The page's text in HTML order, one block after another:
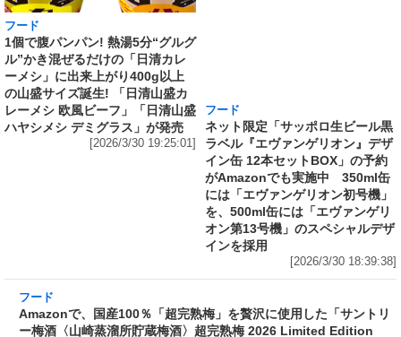
フード
1個で腹パンパン! 熱湯5分“グルグ
ル”かき混ぜるだけの「日清カレ
ーメシ」に出来上がり400g以上
の山盛サイズ誕生! 「日清山盛カ
レーメシ 欧風ビーフ」「日清山盛
ハヤシメシ デミグラス」が発売
[2026/3/30 19:25:01]
には「エヴァンゲリオン初号機」
を、500ml缶には「エヴァンゲリ
オン第13号機」のスペシャルデザ
インを採用
[2026/3/30 18:39:38]
Amazonで、国産100％「超完熟梅」を贅沢に使
用した「サントリー梅酒〈山崎蒸溜所貯蔵梅
酒〉超完熟梅 2026 Limited Edition 750ml」の
予約受付中 『桃を想起させる芳醇な香りと味
[2026/3/30 18:02:19]